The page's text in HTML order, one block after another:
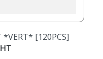
*VERT* [120PCS]